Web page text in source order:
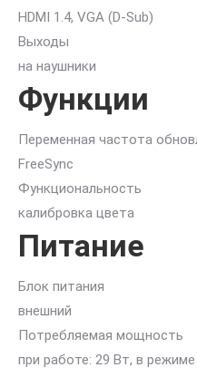
HDMI 1.4, VGA (D-Sub)
Выходы
на наушники
Функции
Переменная частота
FreeSync
Функциональность
калибровка цвета
Питание
Блок питания
внешний
Потребляемая мощность
при работе: 29 Вт, в